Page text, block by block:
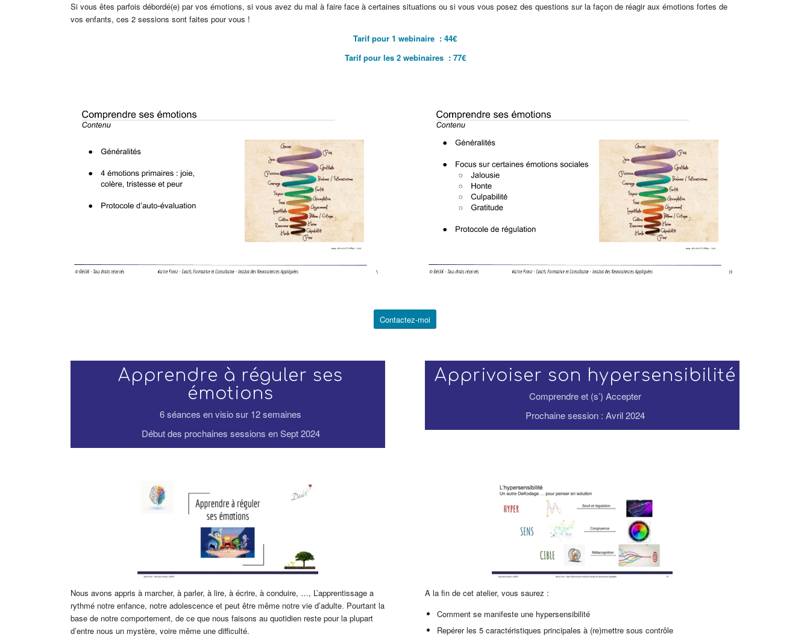
Si vous êtes parfois débordé(e) par vos émotions, si vous avez du mal à faire face à certaines situations ou si vous vous posez des questions sur la façon de réagir aux émotions fortes de
vos enfants, ces 2 sessions sont faites pour vous !
Tarif pour 1 webinaire : 44€
Tarif pour les 2 webinaires : 77€
Contactez-moi
Apprendre à réguler ses
émotions
6 séances en visio sur 12 semaines
Début des prochaines sessions en Sept 2024
Apprivoiser son hypersensibilité
Comprendre et (s’) Accepter
Prochaine session : Avril 2024
Nous avons appris à marcher, à parler, à lire, à écrire, à conduire, …, L’apprentissage a
rythmé notre enfance, notre adolescence et peut être même notre vie d’adulte. Pourtant la
base de notre comportement, de ce que nous faisons au quotidien reste pour la plupart
d’entre nous un mystère, voire même une difficulté.
A la fin de cet atelier, vous saurez :
Comment se manifeste une hypersensibilité
Repérer les 5 caractéristiques principales à (re)mettre sous contrôle